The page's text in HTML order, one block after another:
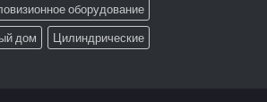
оборудование
дом
Цилиндрические